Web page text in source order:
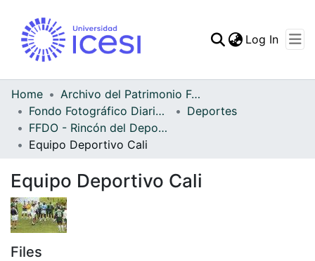
Statistics
Log In
Home
Archivo del Patrimonio Fotográfico y Fílmico del Valle del Cauca
Fondo Fotográfico Diario Occidente
Deportes
FFDO - Rincón del Deportivo Cali - Patrimonial
Equipo Deportivo Cali
Equipo Deportivo Cali
Files